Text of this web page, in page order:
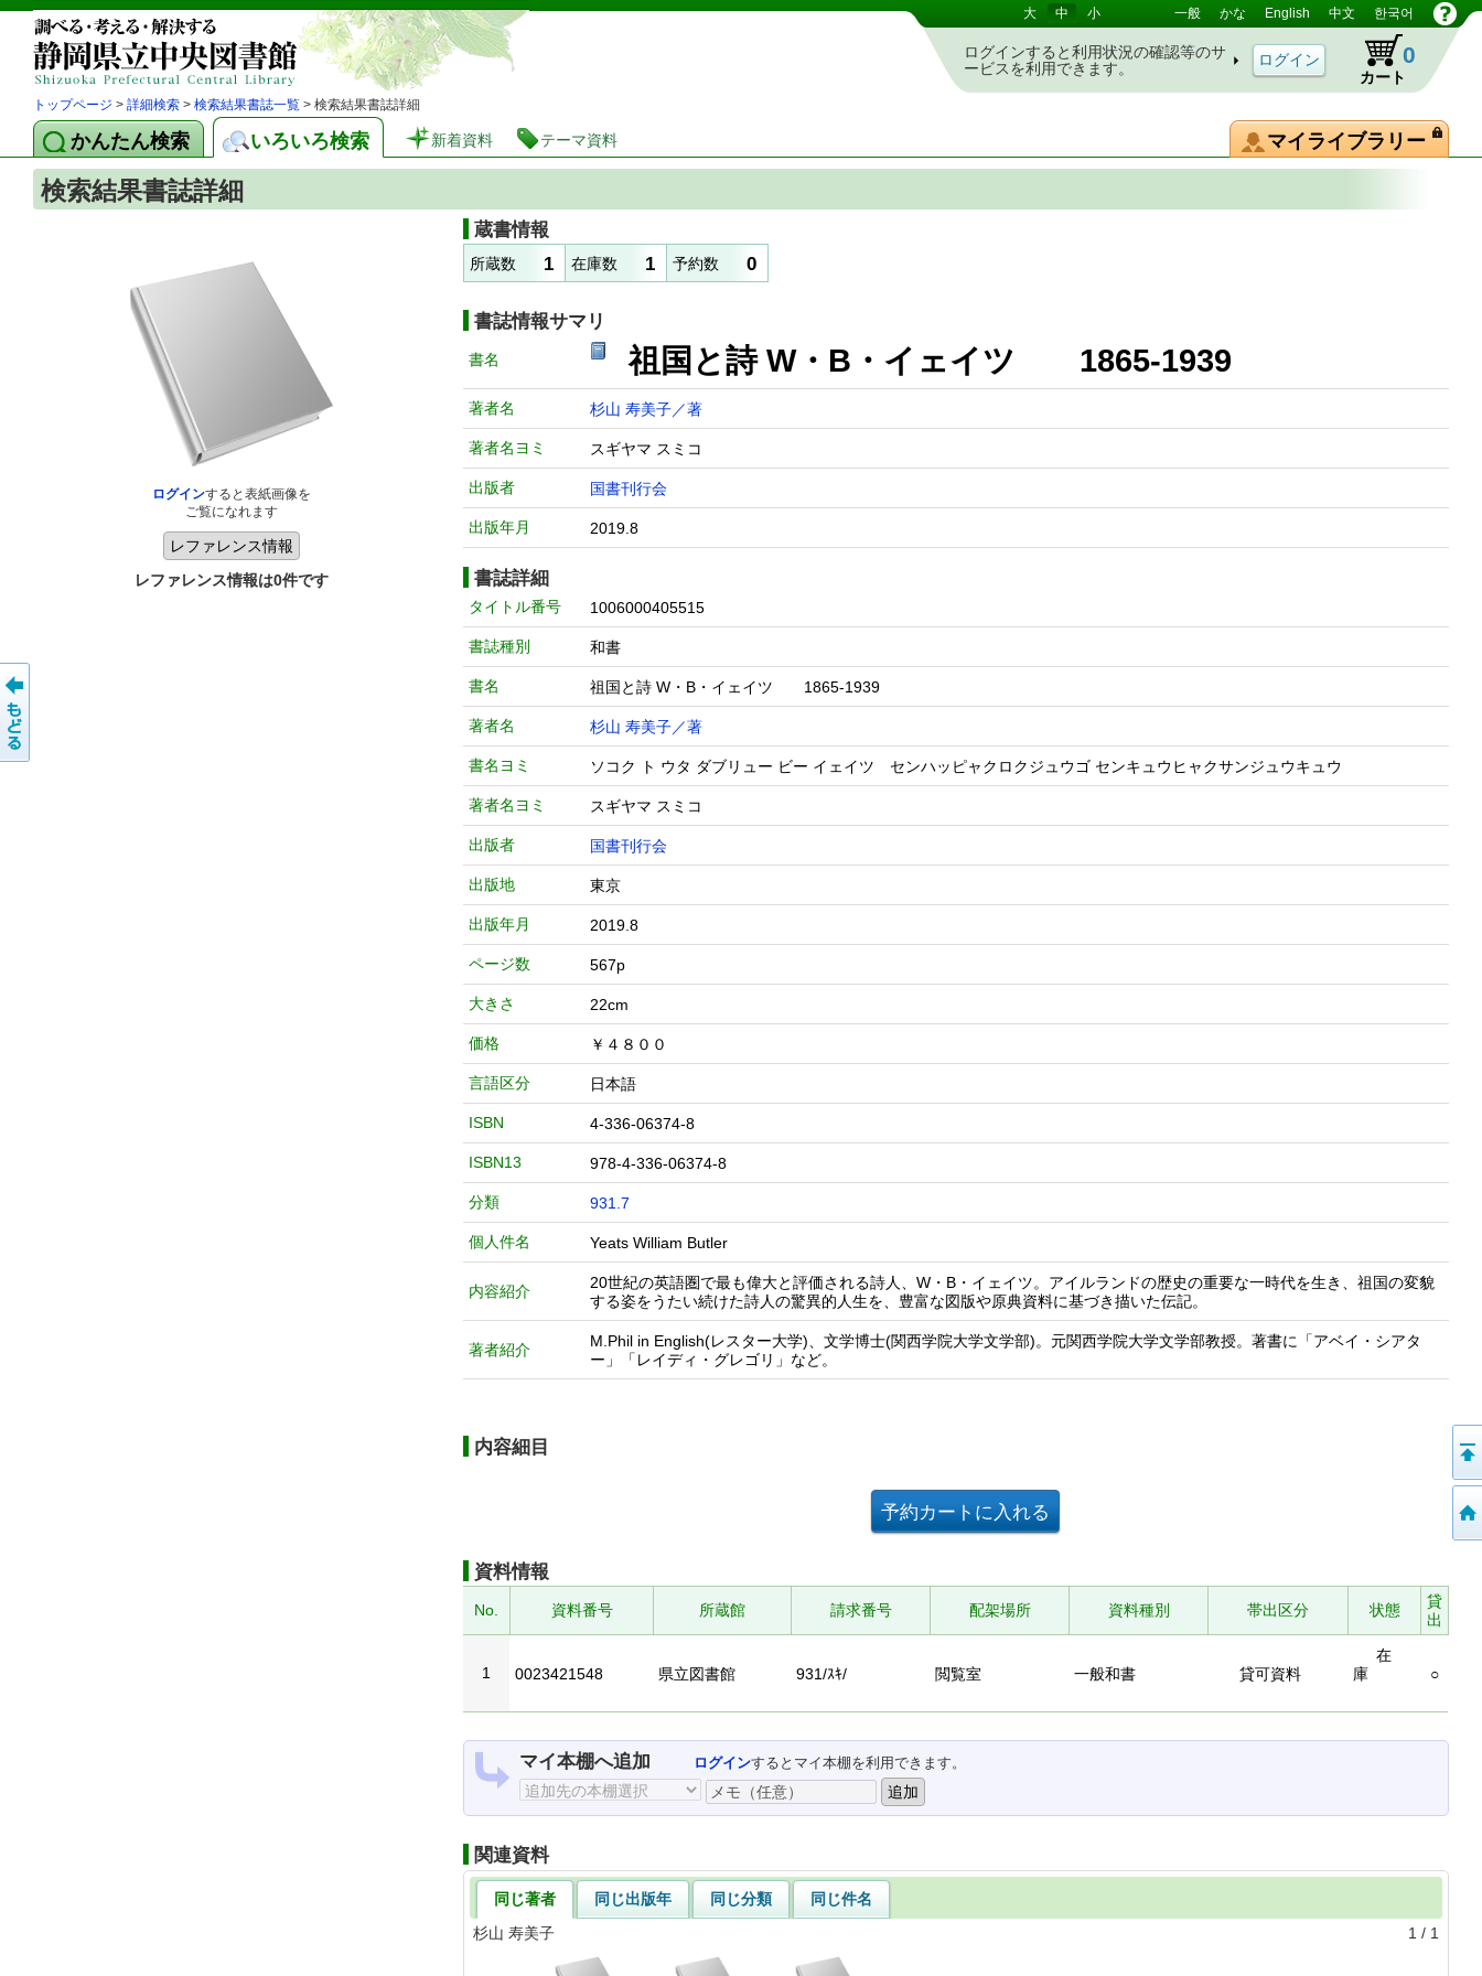
静岡県立図書館 蔵書検索・予約システム 大 中 小 一般 かな English 中文 한국어
ログインすると利用状況の確認等のサ
ービスを利用できます。
カート
0
トップページ > 詳細検索 > 検索結果書誌一覧 > 検索結果書誌詳細
かんたん検索 いろいろ検索 新着資料 テーマ資料 マイライブラリー
検索結果書誌詳細
ログインすると表紙画像を
ご覧になれます
レファレンス情報は0件です
蔵書情報
所蔵数 1 在庫数 1 予約数 0
書誌情報サマリ
書名 祖国と詩 W・B・イェイツ 1865-1939
著者名 杉山 寿美子／著
著者名ヨミ スギヤマ スミコ
出版者 国書刊行会
出版年月 2019.8
書誌詳細
タイトル番号 1006000405515
書誌種別 和書
書名 祖国と詩 W・B・イェイツ 1865-1939
著者名 杉山 寿美子／著
書名ヨミ ソコク ト ウタ ダブリュー ビー イェイツ センハッピャクロクジュウゴ センキュウヒャクサンジュウキュウ
著者名ヨミ スギヤマ スミコ
出版者 国書刊行会
出版地 東京
出版年月 2019.8
ページ数 567p
大きさ 22cm
価格 ￥４８００
言語区分 日本語
ISBN 4-336-06374-8
ISBN13 978-4-336-06374-8
分類 931.7
個人件名 Yeats William Butler
内容紹介
20世紀の英語圏で最も偉大と評価される詩人、W・B・イェイツ。アイルランドの歴史の重要な一時代を生き、祖国の変貌
する姿をうたい続けた詩人の驚異的人生を、豊富な図版や原典資料に基づき描いた伝記。
著者紹介
M.Phil in English(レスター大学)、文学博士(関西学院大学文学部)。元関西学院大学文学部教授。著書に「アベイ・シアタ
ー」「レイディ・グレゴリ」など。
内容細目
資料情報
No. 資料番号 所蔵館 請求番号 配架場所 資料種別 帯出区分 状態
貸
出
1 0023421548 県立図書館 931/ｽｷ/ 閲覧室 一般和書 貸可資料
在
庫
○
マイ本棚へ追加 ログインするとマイ本棚を利用できます。
関連資料
同じ著者 同じ出版年 同じ分類
同じ件名
杉山 寿美子
1 / 1